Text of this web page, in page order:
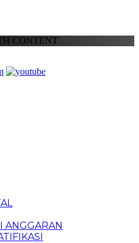
CONTENT
ANGGARAN